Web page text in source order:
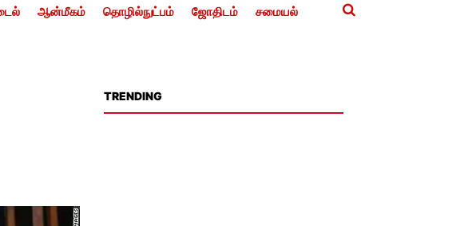
ஆன்மீகம் தொழில்நுட்பம் ஜோதிடம் சமையல்
TRENDING